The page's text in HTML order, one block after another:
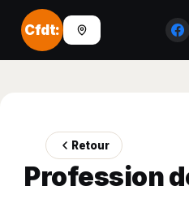
Cfdt:
Retour
Profession